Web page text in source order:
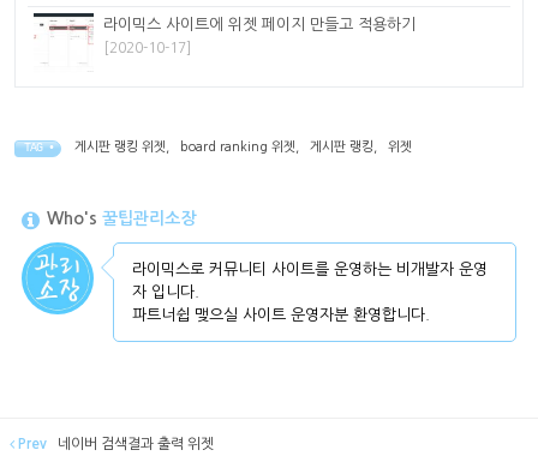
라이믹스 사이트에 위젯 페이지 만들고 적용하기
[2020-10-17]
TAG • 게시판 랭킹 위젯, board ranking 위젯, 게시판 랭킹, 위젯
Who's 꿀팁관리소장
라이믹스로 커뮤니티 사이트를 운영하는 비개발자 운영
자 입니다.
파트너쉽 맺으실 사이트 운영자분 환영합니다.
Prev 네이버 검색결과 출력 위젯